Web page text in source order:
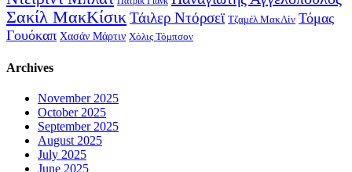
Σακίλ ΜακΚίσικΤάιλερ Ντόρσεϊ Τζαμέλ ΜακΛίν Τόμας
Γουόκαπ Χασάν Μάρτιν Χόλις Τόμπσον
Archives
November 2025
October 2025
September 2025
August 2025
July 2025
June 2025